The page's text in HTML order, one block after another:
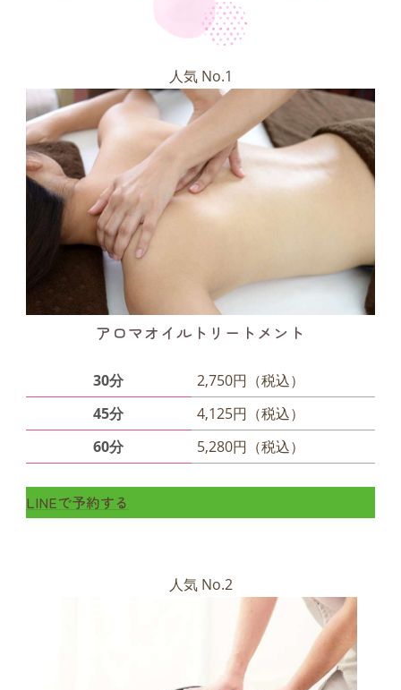
人気 No.1
アロマオイルトリートメント
30分
2,750円（税込）
45分
4,125円（税込）
60分
5,280円（税込）
LINEで予約する
人気 No.2